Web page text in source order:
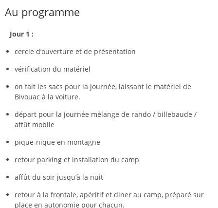
Au programme
Jour 1 :
cercle d’ouverture et de présentation
vérification du matériel
on fait les sacs pour la journée, laissant le matériel de
Bivouac à la voiture.
départ pour la journée mélange de rando / billebaude /
affût mobile
pique-nique en montagne
retour parking et installation du camp
affût du soir jusqu’à la nuit
retour à la frontale, apéritif et diner au camp, préparé sur
place en autonomie pour chacun.